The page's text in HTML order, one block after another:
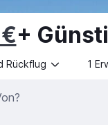
+
Rückflug 1